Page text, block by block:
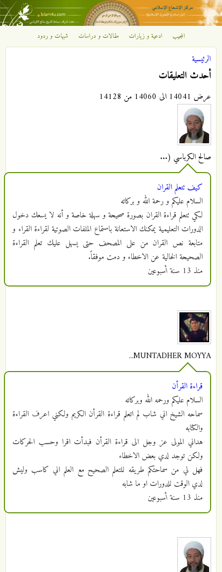
تجاوز إلى المحتوى الرئيسي
مركز
الإشعاع
الإسلامي
المجيب ادعية و زيارات مقالات و دراسات شبهات و ردود
أنت هنا
الرئيسية
أحدث التعليقات
عرض 14041 الى 14060 من 14128
صالح الكرباسي (...
كيف تتعلم القران
السلام عليكم و رحمة الله و بركاته
لكي تتعلم قراءة القران بصورة صحيحة و سهلة خاصة و أنه لا يسعك دخول
الدورات التعليمية يمكنك الاستعانة باستماع الملفات الصوتية لقراءة القراء و
متابعة نص القران من على المصحف حتى يسهل عليك تعلم القراءة
الصحيحة الخالية عن الاخطاء و دمت موفقاً.
منذ 13 سنة أسبوعين
MUNTADHER MOYYA...
قراءة القرأن
السلام عليكم ورحمه الله وبركاته
سماحه الشيخ اني شاب لم اتعلم قراءة القرأن الكريم ولكني اعرف القراءة
والكتابه
هداني المولى عز وجل الى قراءة القرأن فبدأت اقرا وحسب الحركات
ولكن توجد لدي بعض الاخطاء
فهل لي من سماحتكم طريقه للتعلم الصحيح مع العلم اني كاسب وليش
لدي الوقت للدورات او ما شابه
منذ 13 سنة أسبوعين